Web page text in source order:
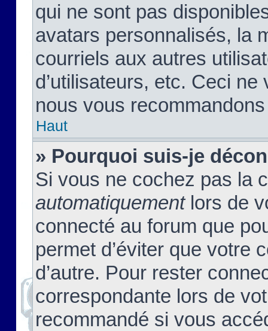
qui ne sont pas
avatars personnalisés, la
courriels aux autres
d’utilisateurs, etc. Ceci
nous vous
Haut
» Pourquoi suis-je
Si vous ne cochez pas la
automatiquementlors de
connecté au forum que
permet d’éviter que votre
d’autre. Pour rester
correspondante lors de
recommandé si vous